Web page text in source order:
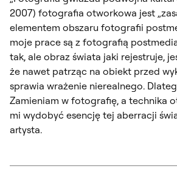
2007) fotografia otworkowa jest
elementem obszaru fotografii
moje prace są z fotografią
tak, ale obraz świata jaki rejestruje,
że nawet patrząc na obiekt przed
sprawia wrażenie nierealnego.
Zamieniam w fotografię, a technika
mi wydobyć esencję tej aberracji
artysta.